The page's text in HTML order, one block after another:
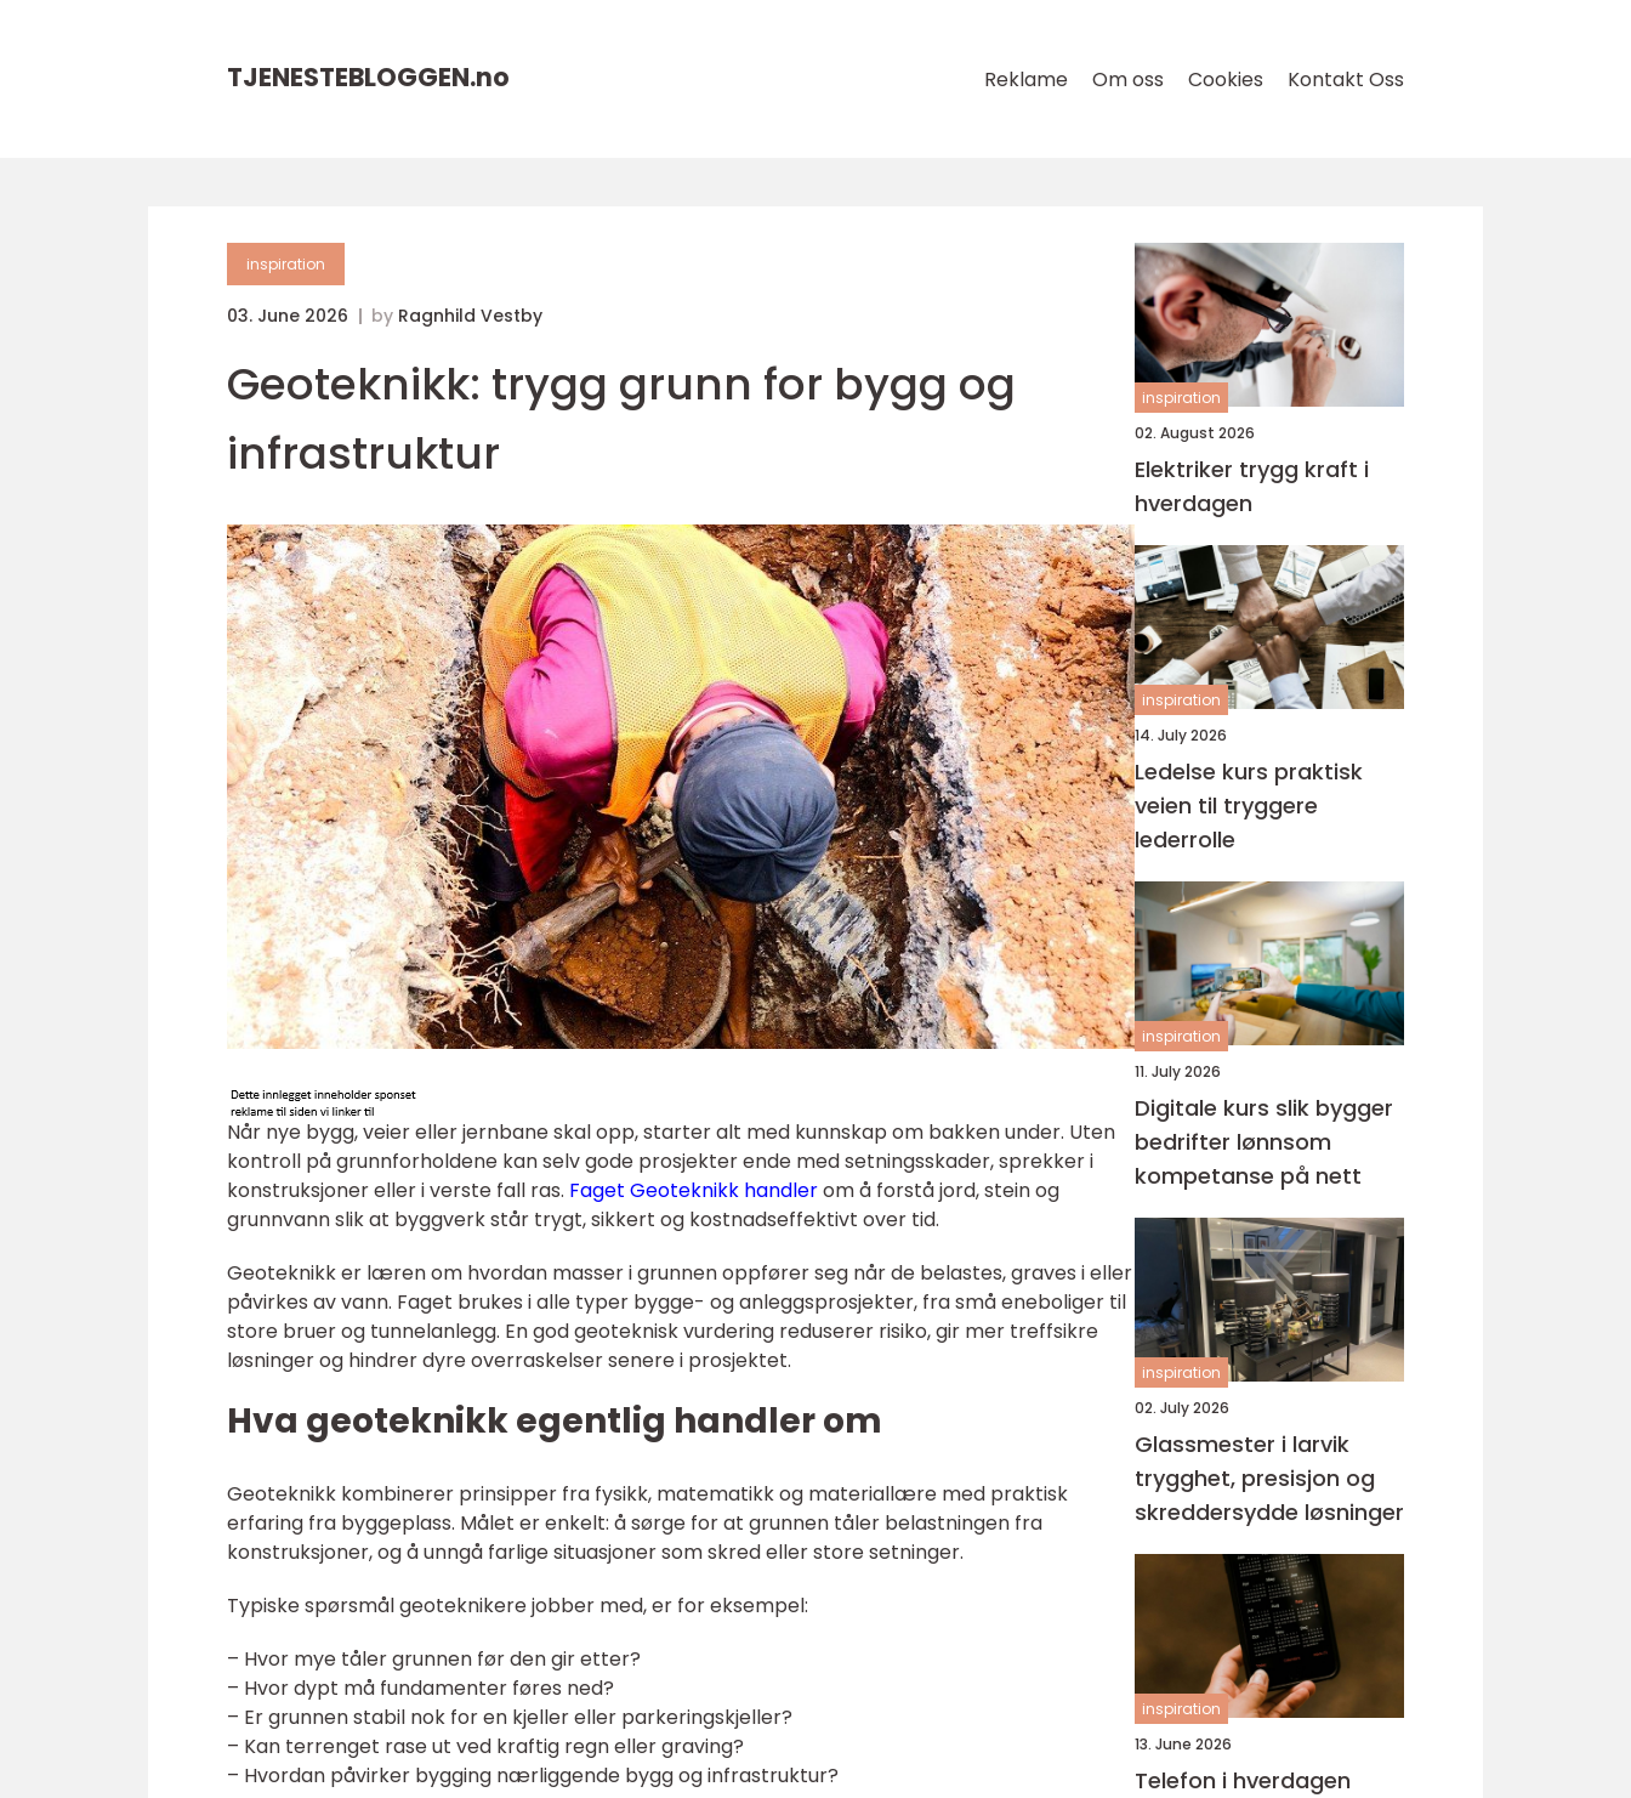
TJENESTEBLOGGEN.no Reklame Om oss Cookies Kontakt Oss
inspiration
03. June 2026 by Ragnhild Vestby
Geoteknikk: trygg grunn for bygg og
infrastruktur
Når nye bygg, veier eller jernbane skal opp, starter alt med kunnskap om bakken under. Uten
kontroll på grunnforholdene kan selv gode prosjekter ende med setningsskader, sprekker i
konstruksjoner eller i verste fall ras. Faget Geoteknikk handlerom å forstå jord, stein og
grunnvann slik at byggverk står trygt, sikkert og kostnadseffektivt over tid.
Geoteknikk er læren om hvordan masser i grunnen oppfører seg når de belastes, graves i eller
påvirkes av vann. Faget brukes i alle typer bygge- og anleggsprosjekter, fra små eneboliger til
store bruer og tunnelanlegg. En god geoteknisk vurdering reduserer risiko, gir mer treffsikre
løsninger og hindrer dyre overraskelser senere i prosjektet.
Hva geoteknikk egentlig handler om
Geoteknikk kombinerer prinsipper fra fysikk, matematikk og materiallære med praktisk
erfaring fra byggeplass. Målet er enkelt: å sørge for at grunnen tåler belastningen fra
konstruksjoner, og å unngå farlige situasjoner som skred eller store setninger.
Typiske spørsmål geoteknikere jobber med, er for eksempel:
– Hvor mye tåler grunnen før den gir etter?
– Hvor dypt må fundamenter føres ned?
– Er grunnen stabil nok for en kjeller eller parkeringskjeller?
– Kan terrenget rase ut ved kraftig regn eller graving?
– Hvordan påvirker bygging nærliggende bygg og infrastruktur?
inspiration
02. August 2026
Elektriker trygg kraft i
hverdagen
inspiration
14. July 2026
Ledelse kurs praktisk
veien til tryggere
lederrolle
inspiration
11. July 2026
Digitale kurs slik bygger
bedrifter lønnsom
kompetanse på nett
inspiration
02. July 2026
Glassmester i larvik
trygghet, presisjon og
skreddersydde løsninger
inspiration
13. June 2026
Telefon i hverdagen